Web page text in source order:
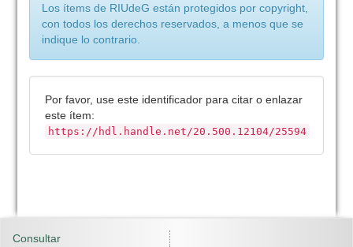
Los ítems de RIUdeG están protegidos por copyright,
con todos los derechos reservados, a menos que se
indique lo contrario.
Por favor, use este identificador para citar o enlazar
este ítem:
https://hdl.handle.net/20.500.12104/25594
Consultar